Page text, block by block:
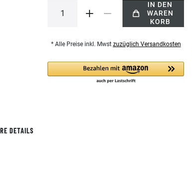
IN DEN
WAREN
KORB
* Alle Preise inkl. Mwst zuzüglich Versandkosten
DETAILS